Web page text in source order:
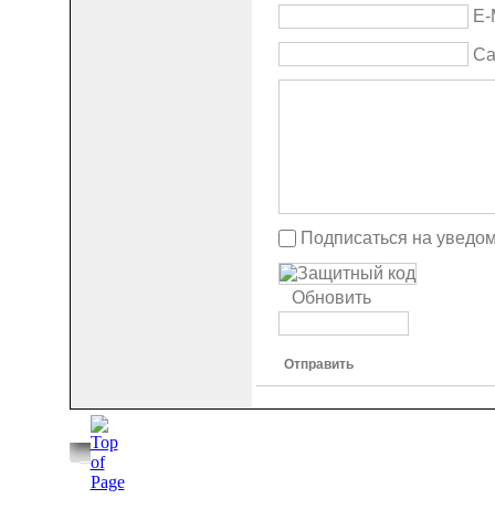
Подписаться на
Обновить
Отправить